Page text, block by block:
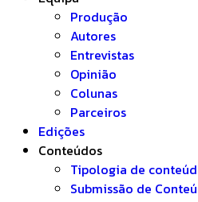
Produção
Autores
Entrevistas
Opinião
Colunas
Parceiros
Edições
Conteúdos
Tipologia de
Submissão de